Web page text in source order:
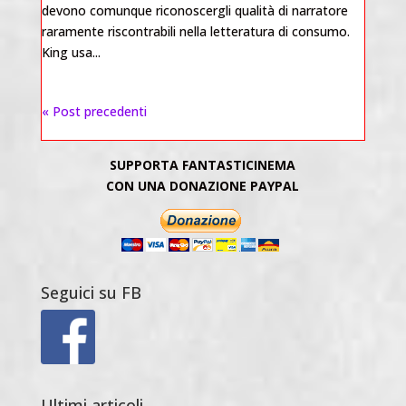
devono comunque riconoscergli qualità di narratore
raramente riscontrabili nella letteratura di consumo.
King usa...
« Post precedenti
SUPPORTA FANTASTICINEMA
CON UNA DONAZIONE PAYPAL
Seguici su FB